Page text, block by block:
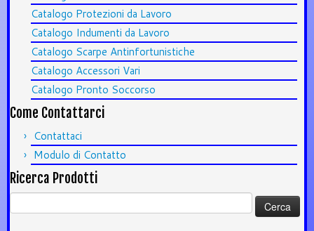
Catalogo Protezioni da Lavoro
Catalogo Indumenti da Lavoro
Catalogo Scarpe Antinfortunistiche
Catalogo Accessori Vari
Catalogo Pronto Soccorso
Come Contattarci
Contattaci
Modulo di Contatto
Ricerca Prodotti
Ricerca
per: